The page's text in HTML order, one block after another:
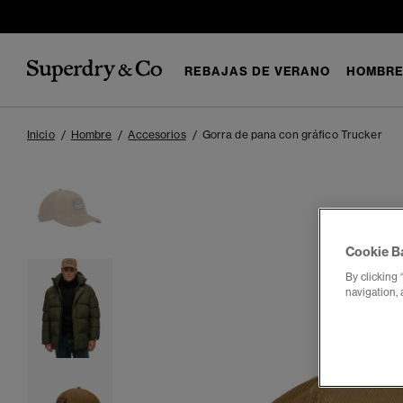
REBAJAS DE VERANO
Inicio Hombre Accesorios Gorra de pana con gráfico Trucker
Cookie
By clicking
navigation,